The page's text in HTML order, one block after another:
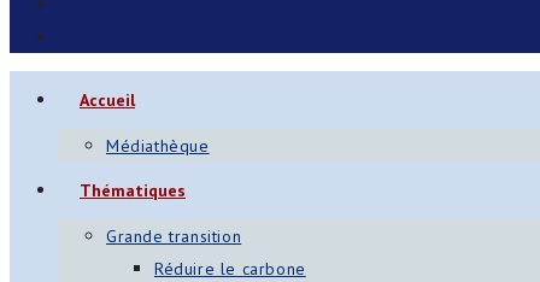
Accueil
Médiathèque
Thématiques
Grande transition
Réduire le carbone